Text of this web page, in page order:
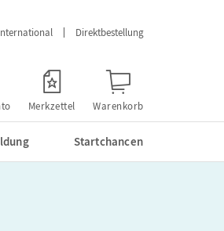
Direktbestellung
Merkzettel Warenkorb
Startchancen